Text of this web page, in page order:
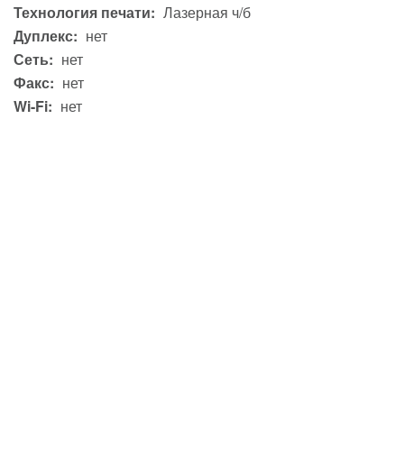
Технология печати: Лазерная ч/б
Дуплекс: нет
Сеть: нет
Факс: нет
Wi-Fi: нет